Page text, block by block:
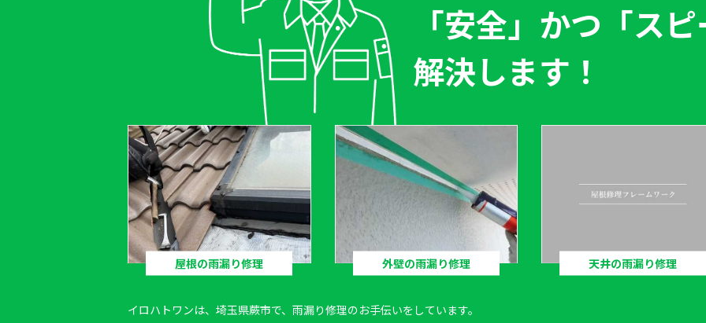
「安全」 かつ 「ス
解決します！
屋根の雨漏り修理 外壁の雨漏り修理 天井の雨漏り修理
イロハトワンは、埼玉県蕨市で、雨漏り修理のお手伝いをしています。